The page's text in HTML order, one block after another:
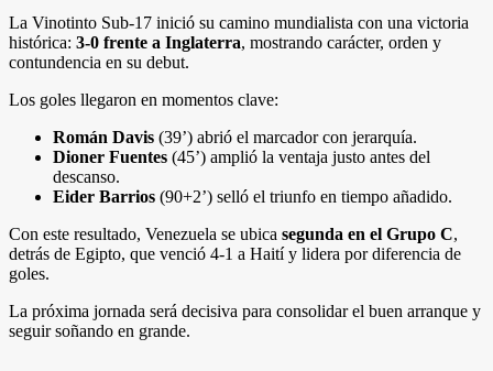
La Vinotinto Sub-17 inició su camino mundialista con una victoria
histórica: 3-0 frente a Inglaterra, mostrando carácter, orden y
contundencia en su debut.
Los goles llegaron en momentos clave:
Román Davis (39’) abrió el marcador con jerarquía.
Dioner Fuentes (45’) amplió la ventaja justo antes del
descanso.
Eider Barrios (90+2’) selló el triunfo en tiempo añadido.
Con este resultado, Venezuela se ubica segunda en el Grupo C,
detrás de Egipto, que venció 4-1 a Haití y lidera por diferencia de
goles.
La próxima jornada será decisiva para consolidar el buen arranque y
seguir soñando en grande.